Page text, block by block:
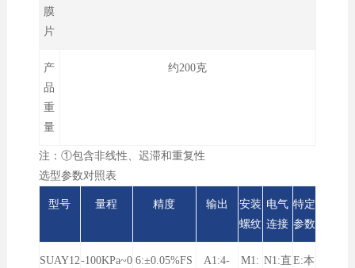
膜
片
产
品
重
量
约200克
注：①包含非线性、迟滞和重复性
选型参数对照表
型号 量程 精度 输出
安装
螺纹
电气
连接
特定
参数
SUAY12-100KPa~0 6:±0.05%FS
A1:4-
M1: N1:直 E:本